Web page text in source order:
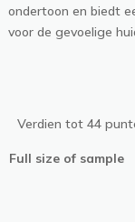
ondertoon en biedt
voor de gevoelige
Verdien tot 44
Full size of sample